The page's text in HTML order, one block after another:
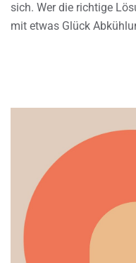
sich. Wer die richtige
mit etwas Glück